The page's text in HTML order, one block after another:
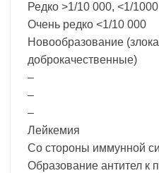
Редко >1/10 000, <1/1000
Очень редко <1/10 000
Новообразование
доброкачественные)
–
–
–
Лейкемия
Со стороны иммунной
Образование антител к